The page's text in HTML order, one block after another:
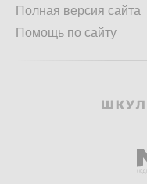
Полная версия сайта
Помощь по сайту